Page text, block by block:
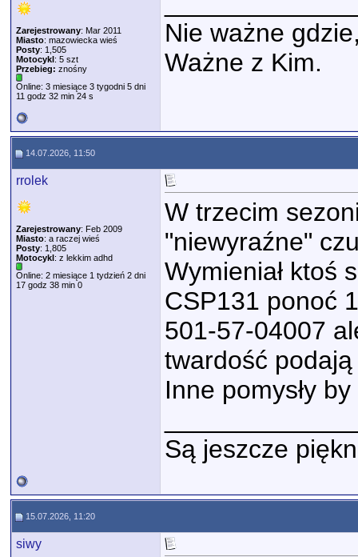
Zarejestrowany: Mar 2011
Miasto: mazowiecka wieś
Posty: 1,505
Motocykl: 5 szt
Przebieg: znośny
Online: 3 miesiące 3 tygodni 5 dni
11 godz 32 min 24 s
Nie ważne
Ważne z Kim.
14.07.2026, 11:50
rrolek
Zarejestrowany: Feb 2009
Miasto: a raczej wieś
Posty: 1,805
Motocykl: z lekkim adhd
Online: 2 miesiące 1 tydzień 2 dni
17 godz 38 min 0
W trzecim
"niewyraźne"
Wymieniał ktoś
CSP131 ponoć
501-57-04007
twardość
Inne pomysły
Są jeszcze
15.07.2026, 11:20
siwy